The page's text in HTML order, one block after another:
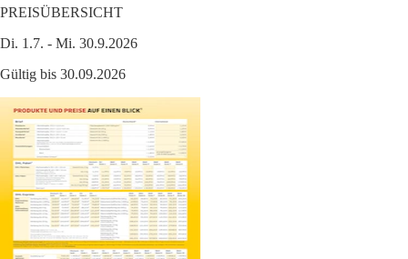
PREISÜBERSICHT
Di. 1.7. - Mi. 30.9.2026
Gültig bis 30.09.2026